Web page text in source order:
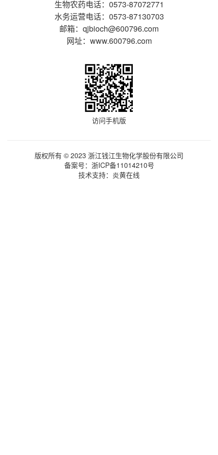
生物农药电话：0573-87072771
水务运营电话：0573-87130703
邮箱：qjbioch@600796.com
网址：www.600796.com
访问手机版
版权所有 © 2023 浙江钱江生物化学股份有限公司
备案号： 浙ICP备11014210号
技术支持： 炎黄在线